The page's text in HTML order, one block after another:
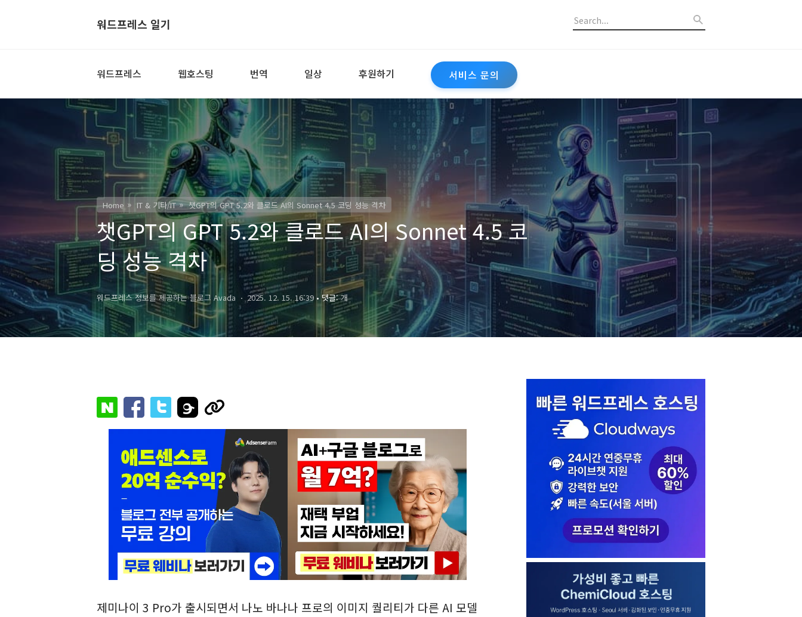
워드프레스 일기
워드프레스 웹호스팅 번역 일상 후원하기 서비스 문의
Home IT & 기타/IT 챗GPT의 GPT 5.2와 클로드 AI의 Sonnet 4.5 코딩 성능 격차
챗GPT의 GPT 5.2와 클로드 AI의 Sonnet 4.5 코
딩 성능 격차
워드프레스 정보를 제공하는 블로그 Avada 2025. 12. 15. 16:39 • 댓글:개
제미나이 3 Pro가 출시되면서 나노 바나나 프로의 이미지 퀄리티가 다른 AI 모델